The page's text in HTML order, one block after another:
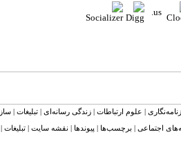
علوم ارتباطات |زندگی رسانه‌ای |تبلیغات
اجتماعی برچسب‌ها پیوندها نقشه ‌سایت تبلیغات